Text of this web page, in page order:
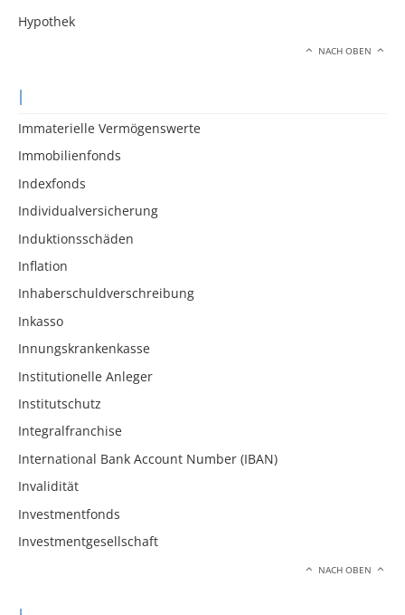
Hypothek
NACH OBEN
I
Immaterielle Vermögenswerte
Immobilienfonds
Indexfonds
Individualversicherung
Induktionsschäden
Inflation
Inhaberschuldverschreibung
Inkasso
Innungskrankenkasse
Institutionelle Anleger
Institutschutz
Integralfranchise
International Bank Account Number (IBAN)
Invalidität
Investmentfonds
Investmentgesellschaft
NACH OBEN